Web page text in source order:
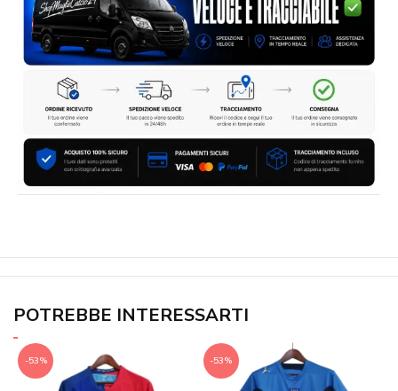
POTREBBE INTERESSARTI
-53% -53%